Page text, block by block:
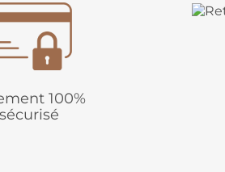
100%
sécurisé